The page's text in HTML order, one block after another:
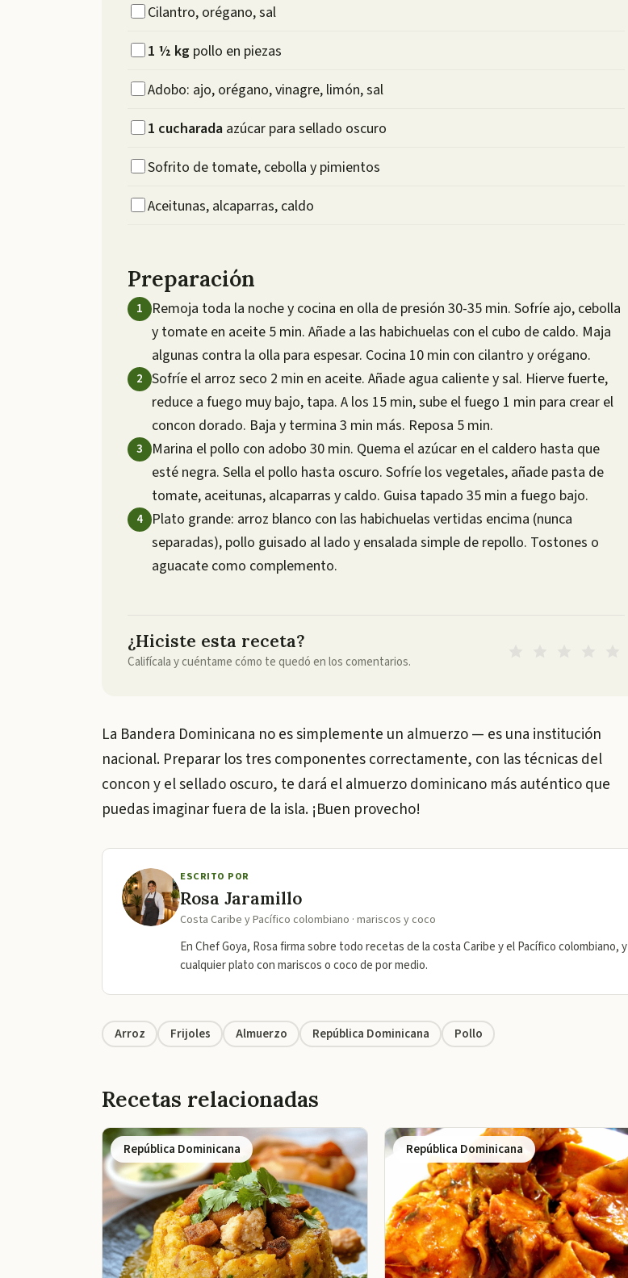
Cilantro, orégano, sal
1 ½ kg pollo en piezas
Adobo: ajo, orégano, vinagre, limón, sal
1 cucharada azúcar para sellado oscuro
Sofrito de tomate, cebolla y pimientos
Aceitunas, alcaparras, caldo
Preparación
Remoja toda la noche y cocina en olla de presión 30-35 min. Sofríe ajo, cebolla
y tomate en aceite 5 min. Añade a las habichuelas con el cubo de caldo. Maja
algunas contra la olla para espesar. Cocina 10 min con cilantro y orégano.
Sofríe el arroz seco 2 min en aceite. Añade agua caliente y sal. Hierve fuerte,
reduce a fuego muy bajo, tapa. A los 15 min, sube el fuego 1 min para crear el
concon dorado. Baja y termina 3 min más. Reposa 5 min.
Marina el pollo con adobo 30 min. Quema el azúcar en el caldero hasta que
esté negra. Sella el pollo hasta oscuro. Sofríe los vegetales, añade pasta de
tomate, aceitunas, alcaparras y caldo. Guisa tapado 35 min a fuego bajo.
Plato grande: arroz blanco con las habichuelas vertidas encima (nunca
separadas), pollo guisado al lado y ensalada simple de repollo. Tostones o
aguacate como complemento.
¿Hiciste esta receta?
Califícala y cuéntame cómo te quedó en los comentarios.
La Bandera Dominicana no es simplemente un almuerzo — es una institución
nacional. Preparar los tres componentes correctamente, con las técnicas del
concon y el sellado oscuro, te dará el almuerzo dominicano más auténtico que
puedas imaginar fuera de la isla. ¡Buen provecho!
ESCRITO POR
Rosa Jaramillo
Costa Caribe y Pacífico colombiano · mariscos y coco
En Chef Goya, Rosa firma sobre todo recetas de la costa Caribe y el Pacífico colombiano, y
cualquier plato con mariscos o coco de por medio.
Arroz Frijoles Almuerzo República Dominicana Pollo
Recetas relacionadas
República Dominicana República Dominicana